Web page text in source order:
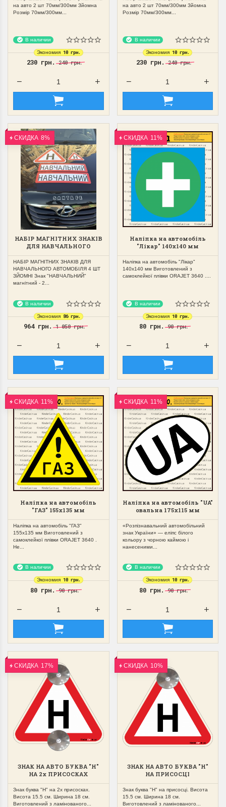
на авто 2 шт 70мм/300мм Зйомна
Розмір 70мм/300мм...
В наличии
Экономия 10 грн.
230 грн.240 грн.
на авто 2 шт 70мм/300мм Зйомна
Розмір 70мм/300мм...
В наличии
Экономия 10 грн.
230 грн.240 грн.
СКИДКА 8%
НАБІР МАГНІТНИХ ЗНАКІВ
ДЛЯ НАВЧАЛЬНОГО
АВТОМОБІЛЯ 4 ШТ ЗЙОМНІ
НАБІР МАГНІТНИХ ЗНАКІВ ДЛЯ
НАВЧАЛЬНОГО АВТОМОБІЛЯ 4 ШТ
ЗЙОМНІ Знак "НАВЧАЛЬНИЙ"
магнітний - 2...
В наличии
Экономия 86 грн.
964 грн.1 050 грн.
СКИДКА 11%
Наліпка на автомобіль
"Лікар" 140х140 мм
Наліпка на автомобіль "Лікар"
140х140 мм Виготовлений з
самоклейкої плівки ORAJET 3640 ....
В наличии
Экономия 10 грн.
80 грн.90 грн.
СКИДКА 11%
Наліпка на автомобіль
"ГАЗ" 155х135 мм
Наліпка на автомобіль "ГАЗ"
155х135 мм Виготовлений з
самоклейкої плівки ORAJET 3640 .
Не...
В наличии
Экономия 10 грн.
80 грн.90 грн.
СКИДКА 11%
Наліпка на автомобіль "UA"
овальна 175х115 мм
«Розпізнавальний автомобільний
знак України» — еліпс білого
кольору з чорною каймою і
нанесеними...
В наличии
Экономия 10 грн.
80 грн.90 грн.
СКИДКА 17%
ЗНАК НА АВТО БУКВА "Н"
НА 2х ПРИСОСКАХ
Знак буква "Н" на 2х присосках.
Висота 15.5 см. Ширина 18 см.
Виготовлений з ламінованого...
СКИДКА 10%
ЗНАК НА АВТО БУКВА "Н"
НА ПРИСОСЦІ
Знак буква "Н" на присосці. Висота
15.5 см. Ширина 18 см.
Виготовлений з ламінованого...